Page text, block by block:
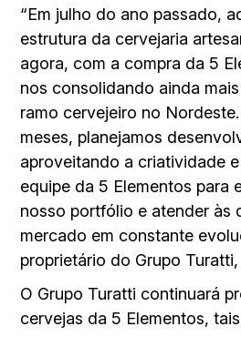
“Em julho do ano passado,
estrutura da cervejaria
agora, com a compra da 5
nos consolidando ainda
ramo cervejeiro no
meses, planejamos
aproveitando a criatividade
equipe da 5 Elementos para
nosso portfólio e atender às
mercado em constante
proprietário do Grupo
O Grupo Turatti continuará
cervejas da 5 Elementos,